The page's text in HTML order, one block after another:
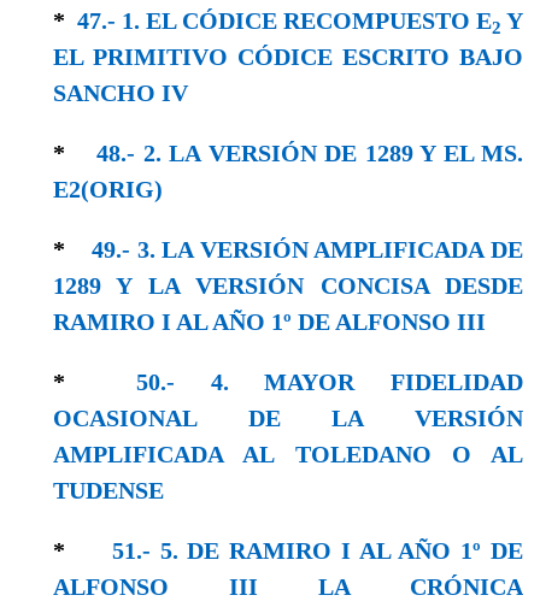
* 47.- 1. EL CÓDICE RECOMPUESTO E2 Y
EL PRIMITIVO CÓDICE ESCRITO BAJO
SANCHO IV
* 48.- 2. LA VERSIÓN DE 1289 Y EL MS.
E2(ORIG)
*49.- 3. LA VERSIÓN AMPLIFICADA DE
1289 Y LA VERSIÓN CONCISA DESDE
RAMIRO I AL AÑO 1º DE ALFONSO III
*50.- 4. MAYOR FIDELIDAD
OCASIONAL DE LA VERSIÓN
AMPLIFICADA AL TOLEDANO O AL
TUDENSE
* 51.- 5. DE RAMIRO I AL AÑO 1º DE
ALFONSO III LA CRÓNICA